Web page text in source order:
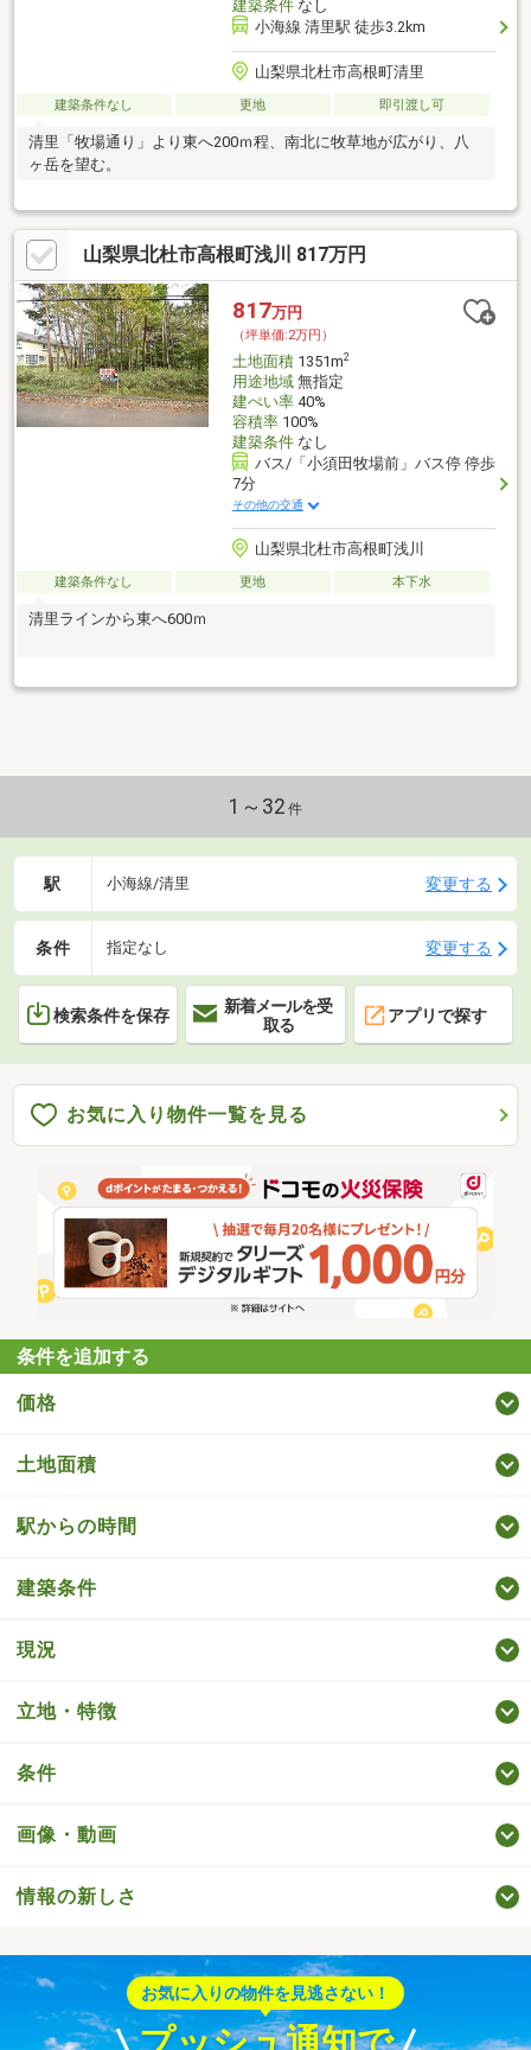
建築条件なし
小海線 清里駅 徒歩3.2km
山梨県北杜市高根町清里
建築条件なし 更地 即引渡し可
清里「牧場通り」より東へ200ｍ程、南北に牧草地が広がり、八
ヶ岳を望む。
山梨県北杜市高根町浅川 817万円
817万円
（坪単価:2万円）
土地面積1351m2
用途地域無指定
建ぺい率40%
容積率100%
建築条件なし
バス/「小須田牧場前」バス停 停歩
7分
その他の交通
山梨県北杜市高根町浅川
建築条件なし 更地 本下水
清里ラインから東へ600ｍ
1～32 件
駅 小海線/清里 変更する
条件 指定なし 変更する
検索条件を保存
新着メールを受
取る
アプリで探す
お気に入り物件一覧を見る
条件を追加する
価格
土地面積
駅からの時間
建築条件
現況
立地・特徴
条件
画像・動画
情報の新しさ
お気に入りの物件を見逃さない！